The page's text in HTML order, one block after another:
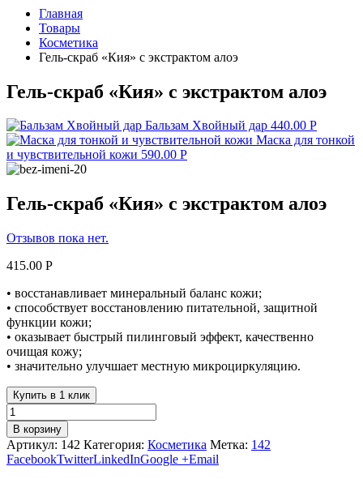
Главная
Товары
Косметика
Гель-скраб «Кия» с экстрактом алоэ
Гель-скраб «Кия» с экстрактом алоэ
Бальзам Хвойный дар 440.00 Р
Маска для тонкой
и чувствительной кожи 590.00 Р
Гель-скраб «Кия» с экстрактом алоэ
Отзывов пока нет.
415.00 Р
• восстанавливает минеральный баланс кожи;
• способствует восстановлению питательной, защитной
функции кожи;
• оказывает быстрый пилинговый эффект, качественно
очищая кожу;
• значительно улучшает местную микроциркуляцию.
Купить в 1 клик
В корзину
Артикул: 142 Категория: Косметика Метка: 142
FacebookTwitterLinkedInGoogle +Email